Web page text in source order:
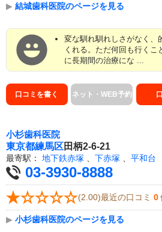
▶ 結城歯科医院のページを見る
変な馴れ馴れしさがなく、
くれる。ただ何回も行くこ
に長期間の治療にな ...
口コミを書く ネット・WEB予約
小杉歯科医院
東京都練馬区田柄2-6-21
最寄駅： 地下鉄赤塚 下赤塚 平和台
03-3930-8888
(2.00)最近の口コミ 0
▶ 小杉歯科医院のページを見る